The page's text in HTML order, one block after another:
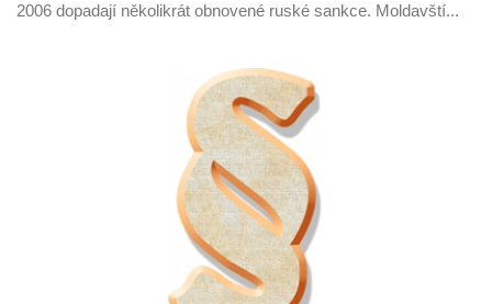
2006 dopadají několikrát obnovené ruské sankce. Moldavští...